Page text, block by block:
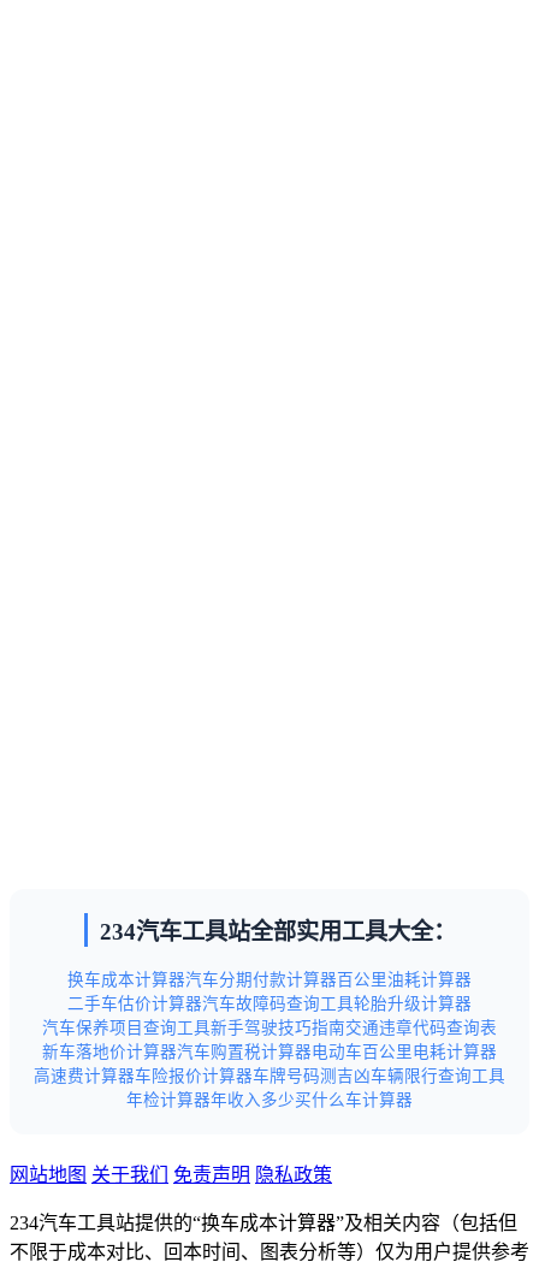
234汽车工具站全部实用工具大全：
换车成本计算器汽车分期付款计算器百公里油耗计算器
二手车估价计算器汽车故障码查询工具轮胎升级计算器
汽车保养项目查询工具新手驾驶技巧指南交通违章代码查询表
新车落地价计算器汽车购置税计算器电动车百公里电耗计算器
高速费计算器车险报价计算器车牌号码测吉凶车辆限行查询工具
年检计算器年收入多少买什么车计算器
网站地图 关于我们 免责声明 隐私政策
234汽车工具站提供的“换车成本计算器”及相关内容（包括但
不限于成本对比、回本时间、图表分析等）仅为用户提供参考